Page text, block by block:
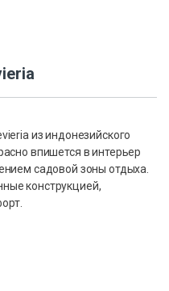
из индонезийского
впишется в интерьер
садовой зоны отдыха.
конструкцией,